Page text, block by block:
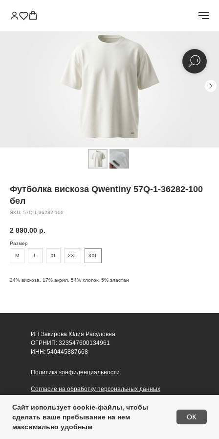
Футболка вискоза Qwentiny 57Q-1-36282-100
бел
SKU: 57Q-1-36282-100
2 890.00 р.
Размер
M L XL 2XL 3XL
В корзину
24% вискоза, 17% акрил, 54% хлопок, 5% эластан
Сайт использует cookie-файлы, чтобы
сделать ваше пребывание на нем
максимально удобным
OK
ИП Закирова Юлия Расуловна
ОГРНИП: 323547600134961
ИНН: 540445887668
Политика конфиденциальности
Согласие на обработку персональных данных
Публичная оферта